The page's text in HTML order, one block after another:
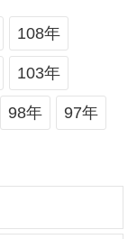
108年
103年
98年 97年